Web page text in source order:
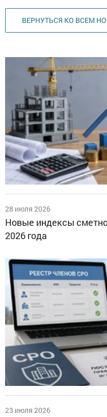
ВЕРНУТЬСЯ КО ВСЕМ
28 июля 2026
Новые индексы
2026 года
23 июля 2026